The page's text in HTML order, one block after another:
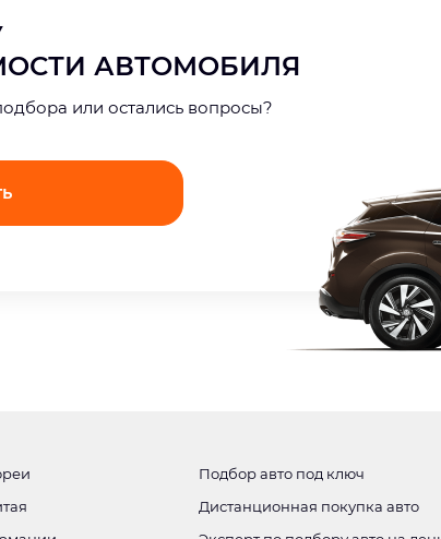
АВТОМОБИЛЯ
или остались вопросы?
Подбор авто под ключ
Дистанционная покупка авто